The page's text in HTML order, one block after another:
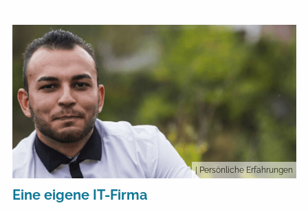
| Persönliche Erfahrungen
Eine eigene IT-Firma